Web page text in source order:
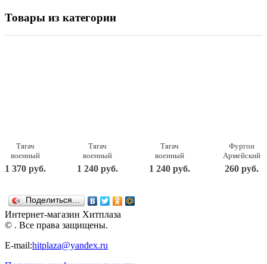
Товары из категории
Тягач
военный
Щит с
вертолетом
см. Н-256
Нордпласт
1 370 руб.
Тягач
военный
Щит с
танком
см. Н-258
Нордпласт
1 240 руб.
Тягач
военный
Щит с
кунгом
1 240 руб.
Фургон
Армейский
238
260 руб.
Поделиться…
Интернет-магазин Хитплаза
© . Все права защищены.
E-mail:hitplaza@yandex.ru